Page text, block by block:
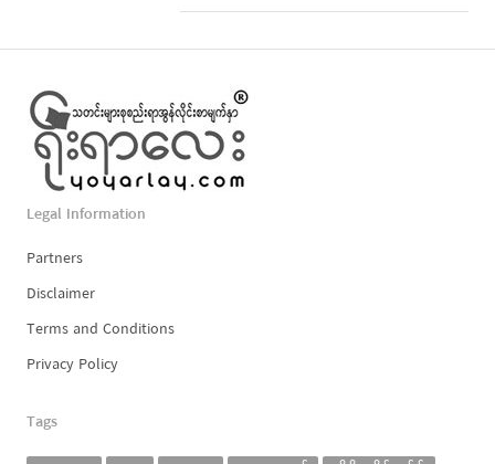
Legal Information
Partners
Disclaimer
Terms and Conditions
Privacy Policy
Tags